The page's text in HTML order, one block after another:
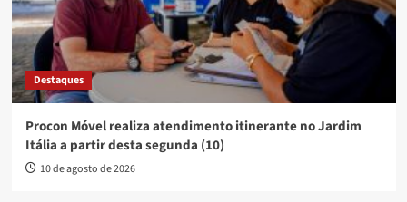
Destaques
Procon Móvel realiza atendimento itinerante no Jardim
Itália a partir desta segunda (10)
10 de agosto de 2026